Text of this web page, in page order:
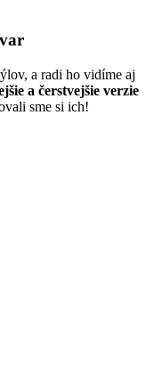
a radi ho vidíme aj
a čerstvejšie verzie
sme si ich!